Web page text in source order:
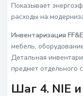
Показывает
расходы на
Инвентаризация
мебель,
Детальная
предмет отдельного
Шаг 4. NIE